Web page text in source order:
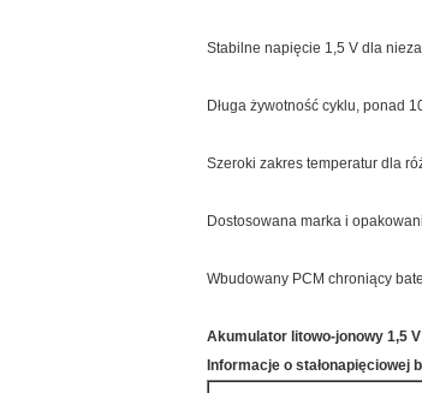
Stabilne napięcie 1,5 V dla
Długa żywotność cyklu, ponad
Szeroki zakres temperatur dla
Dostosowana marka i
Wbudowany PCM chroniący
Akumulator litowo-jonowy 1,5
Informacje o stałonapięciowej